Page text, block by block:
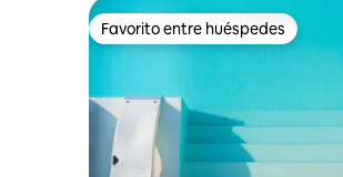
Favorito entre huéspedes
Favorito entre huéspedes